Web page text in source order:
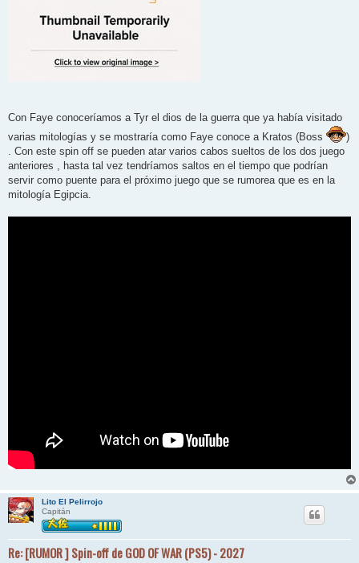
Con Faye conoceríamos a Tyr el dios de la guerra que ya había visitado
varias mitologías y se mostraría como Faye conoce a Kratos (Boss
)
. Con este spin off se pueden atar varios cabos sueltos de los dos juego
anteriores , hasta tal vez tendríamos saltos en el tiempo que podrían
servir como puente para el próximo juego que se rumorea que es en la
mitología Egipcia.
Lito El Pelirrojo
Capitán
Re: [RUMOR ] Spin-off de GOD OF WAR (PS5) - 2027